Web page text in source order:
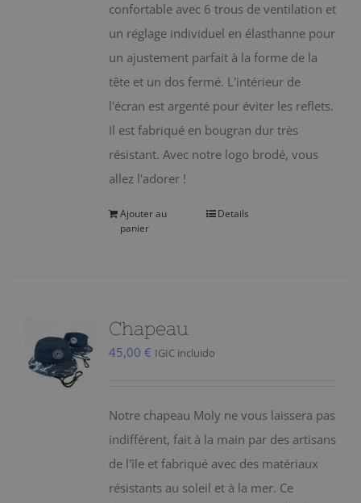
confortable avec 6 trous de ventilation et
un réglage individuel en élasthanne pour
un ajustement parfait à la forme de la
tête et un dos fermé. L'intérieur de
l'écran est argenté pour éviter les reflets.
Il est fabriqué en bougran dur très
résistant. Avec notre logo brodé, vous
allez l'adorer !
Ajouter au
panier
Details
Chapeau
45,00 € IGIC incluido
Notre chapeau Moly ne vous laissera pas
indifférent, fait à la main par des artisans
de l'île et fabriqué avec des matériaux
résistants au soleil et à la mer. Ce